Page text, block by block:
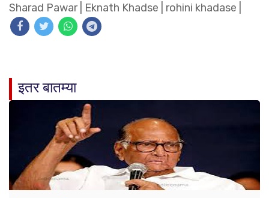
Sharad Pawar| Eknath Khadse rohini khadase
इतर बातम्या